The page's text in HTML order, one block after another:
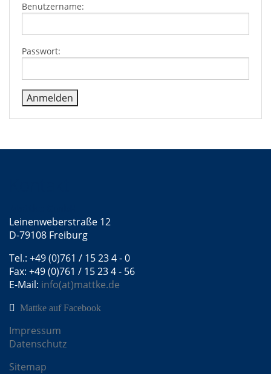
Benutzername:
Passwort:
Leinenweberstraße 12
D-79108 Freiburg
Tel.: +49 (0)761 / 15 23 4 - 0
Fax: +49 (0)761 / 15 23 4 - 56
E-Mail: info(at)mattke.de
Mattke auf Facebook
Impressum
Datenschutz
Sitemap